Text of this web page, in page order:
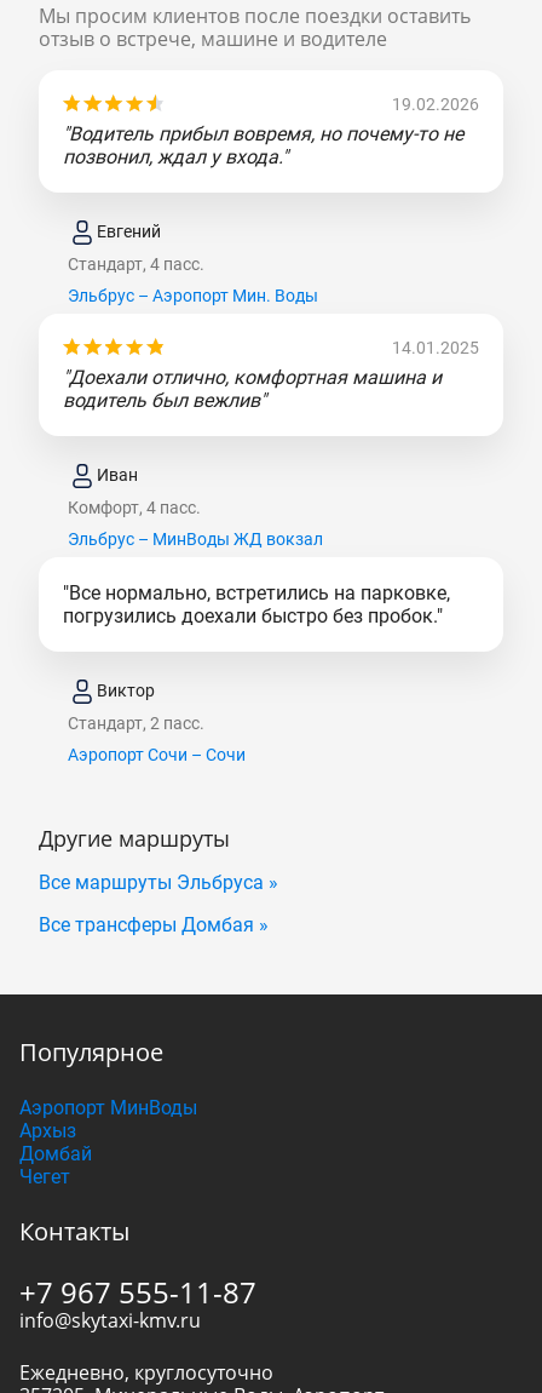
Мы просим клиентов после поездки оставить
отзыв о встрече, машине и водителе
19.02.2026
"Водитель прибыл вовремя, но почему-то не
позвонил, ждал у входа."
Евгений
Стандарт, 4 пасс.
Эльбрус – Аэропорт Мин. Воды
14.01.2025
"Доехали отлично, комфортная машина и
водитель был вежлив"
Иван
Комфорт, 4 пасс.
Эльбрус – МинВоды ЖД вокзал
"Все нормально, встретились на парковке,
погрузились доехали быстро без пробок."
Виктор
Стандарт, 2 пасс.
Аэропорт Сочи – Сочи
Другие маршруты
Все маршруты Эльбруса »
Все трансферы Домбая »
Популярное
Аэропорт МинВоды
Архыз
Домбай
Чегет
Контакты
+7 967 555-11-87
info@skytaxi-kmv.ru
Ежедневно, круглосуточно